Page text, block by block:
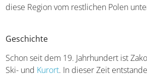
diese Region vom restlichen Polen
Geschichte
Schon seit dem 19. Jahrhundert ist
Ski- und Kurort. In dieser Zeit